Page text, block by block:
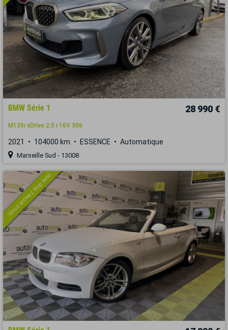
BMW Série 1 28 990 €
M135i xDrive 2.0 i 16V 306
2021 104000 km ESSENCE Automatique
Marseille Sud - 13008
Vous arrivez trop tard